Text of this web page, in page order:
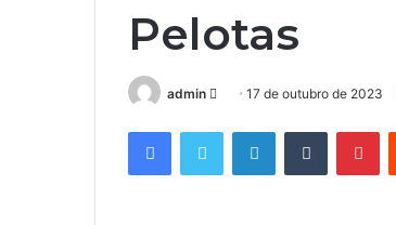
Pelotas
admin
d
17 de outubro de 2023